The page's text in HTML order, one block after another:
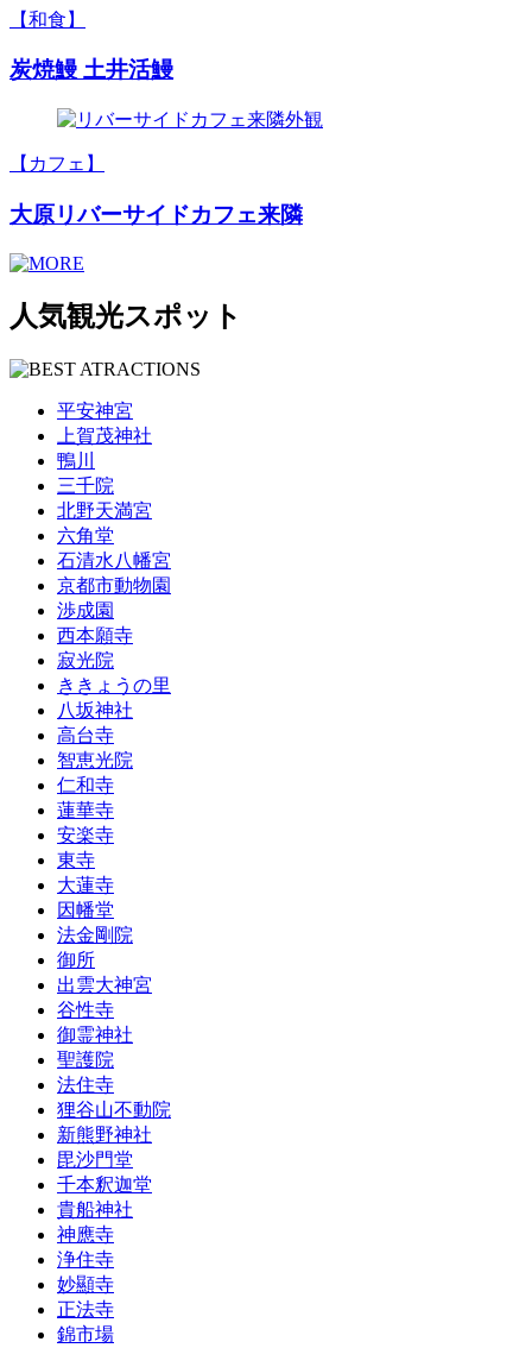
【和食】
炭焼鰻 土井活鰻
【カフェ】
大原リバーサイドカフェ来隣
人気観光スポット
平安神宮
上賀茂神社
鴨川
三千院
北野天満宮
六角堂
石清水八幡宮
京都市動物園
渉成園
西本願寺
寂光院
ききょうの里
八坂神社
高台寺
智恵光院
仁和寺
蓮華寺
安楽寺
東寺
大蓮寺
因幡堂
法金剛院
御所
出雲大神宮
谷性寺
御霊神社
聖護院
法住寺
狸谷山不動院
新熊野神社
毘沙門堂
千本釈迦堂
貴船神社
神應寺
浄住寺
妙顯寺
正法寺
錦市場